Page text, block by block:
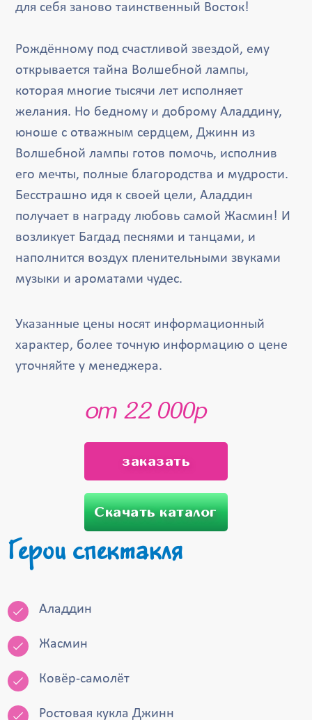
для себя заново таинственный Восток!
Рождённому под счастливой звездой, ему
открывается тайна Волшебной лампы,
которая многие тысячи лет исполняет
желания. Но бедному и доброму Аладдину,
юноше с отважным сердцем, Джинн из
Волшебной лампы готов помочь, исполнив
его мечты, полные благородства и мудрости.
Бесстрашно идя к своей цели, Аладдин
получает в награду любовь самой Жасмин! И
возликует Багдад песнями и танцами, и
наполнится воздух пленительными звуками
музыки и ароматами чудес.
Указанные цены носят информационный
характер, более точную информацию о цене
уточняйте у менеджера.
от 22 000р
заказать
Скачать каталог
Герои спектакля
Аладдин
Жасмин
Ковёр-самолёт
Ростовая кукла Джинн